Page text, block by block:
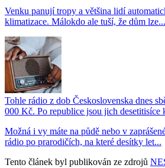
Venku panují tropy a většina lidí
klimatizace. Málokdo ale tuší, že dům lze...
Tohle rádio z dob Československa dnes
000 Kč. Po republice jsou jich desetitisíce
Možná i vy máte na půdě nebo v
rádio po prarodičích, na které desítky let...
Tento článek byl publikován ze zdrojů